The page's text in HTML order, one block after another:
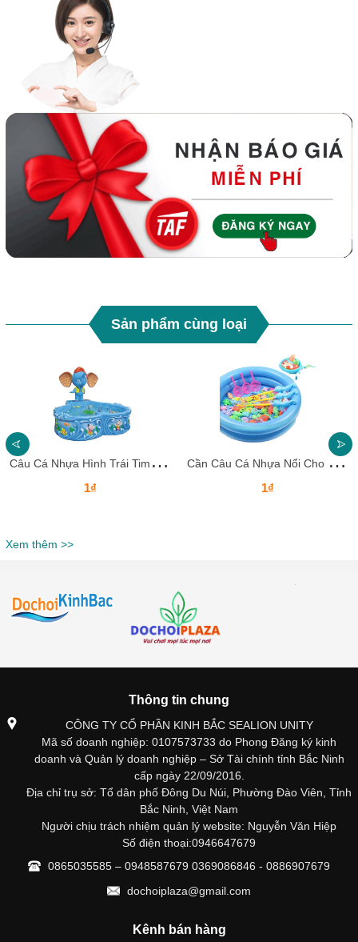
Sản phẩm cùng loại
C
âu Cá Nhựa Hình Trái Tim Và Voi Biển CNCCKB20 – Vui Học Cùng Bé Yêu Mỗi Ngày!
1₫
C
ần Câu Cá Nhựa Nổi Cho Trẻ CNCCKB19 Dochoikinhbac Giải trí siêu hấp dẫn
1₫
Xem thêm >>
Thông tin chung
CÔNG TY CỔ PHẦN KINH BẮC SEALION UNITY
Mã số doanh nghiệp: 0107573733 do Phong Đăng ký kinh
doanh và Quản lý doanh nghiệp – Sở Tài chính tỉnh Bắc Ninh
cấp ngày 22/09/2016.
Địa chỉ trụ sở: Tổ dân phố Đông Du Núi, Phường Đào Viên, Tỉnh
Bắc Ninh, Việt Nam
Người chịu trách nhiệm quản lý website: Nguyễn Văn Hiệp
Số điện thoại:0946647679
0865035585 – 0948587679 0369086846 - 0886907679
dochoiplaza@gmail.com
Kênh bán hàng